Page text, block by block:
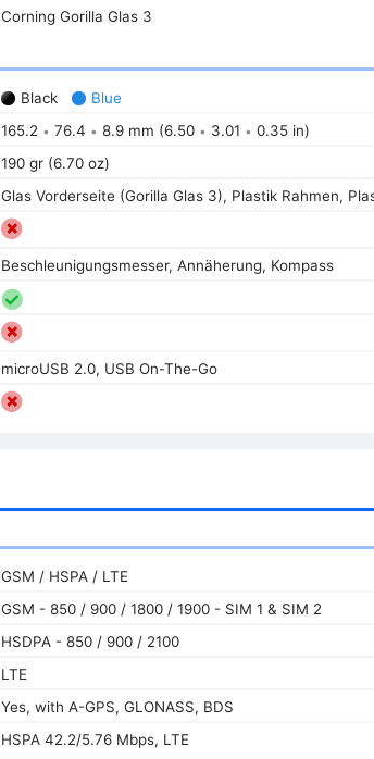
Corning Gorilla Glas 3
Black
Blue
165.2 • 76.4 • 8.9 mm (6.50 • 3.01 • 0.35 in)
190 gr (6.70 oz)
Glas Vorderseite (Gorilla Glas 3), Plastik Rahmen,
Beschleunigungsmesser, Annäherung, Kompass
microUSB 2.0, USB On-The-Go
GSM / HSPA / LTE
GSM - 850 / 900 / 1800 / 1900 - SIM 1 & SIM 2
HSDPA - 850 / 900 / 2100
LTE
Yes, with A-GPS, GLONASS, BDS
HSPA 42.2/5.76 Mbps, LTE